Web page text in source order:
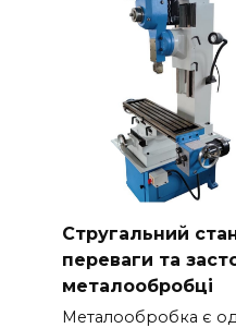
Стругальний
переваги та
металообробці
Металообробка є